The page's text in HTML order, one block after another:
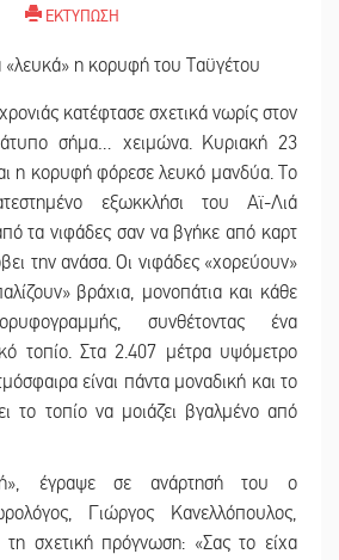
ΕΚΤΥΠΩΣΗ
κατέφτασε σχετικά νωρίς στον
άτυπο σήμα… χειμώνα. Κυριακή 23
η κορυφή φόρεσε λευκό μανδύα. Το
εξωκκλήσι του Αϊ-Λιά
τα νιφάδες σαν να βγήκε από καρτ
την ανάσα. Οι νιφάδες «χορεύουν»
βράχια, μονοπάτια και κάθε
συνθέτοντας ένα
τοπίο. Στα 2.407 μέτρα υψόμετρο
είναι πάντα μοναδική και το
το τοπίο να μοιάζει βγαλμένο από
έγραψε σε ανάρτησή του ο
Γιώργος Κανελλόπουλος,
τη σχετική πρόγνωση: «Σας το είχα